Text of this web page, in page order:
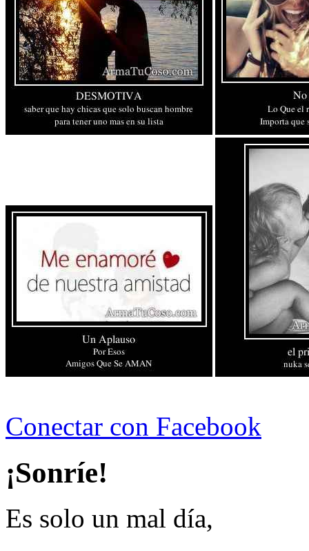
Conectar con Facebook
¡Sonríe!
Es solo un mal día,